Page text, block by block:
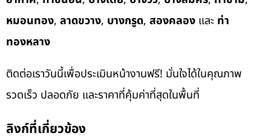
หมอนทอง, ลาดขวาง, บางกรูด, สองคลอง และ ท่า
ทองหลาง
ติดต่อเราวันนี้เพื่อประเมินหน้างานฟรี! มั่นใจได้ในคุณภาพ
รวดเร็ว ปลอดภัย และราคาที่คุ้มค่าที่สุดในพื้นที่
ลิงก์ที่เกี่ยวข้อง